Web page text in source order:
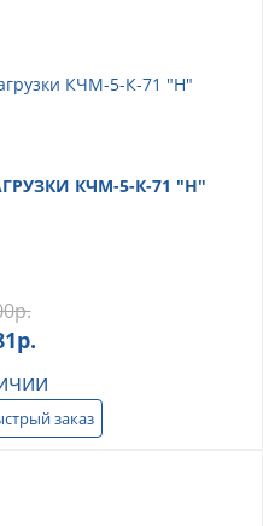
КЧМ-5-К-71 "Н"
р.
р.
заказ